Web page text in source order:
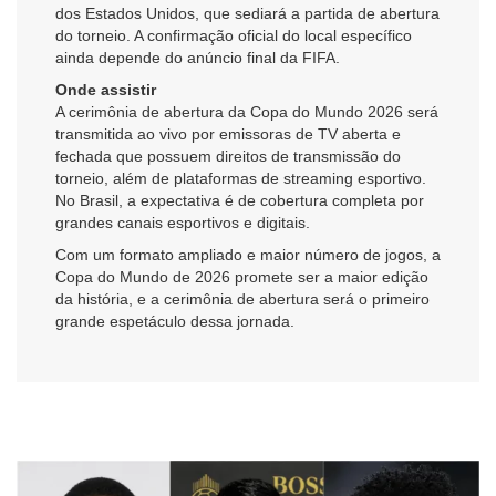
dos Estados Unidos, que sediará a partida de abertura
do torneio. A confirmação oficial do local específico
ainda depende do anúncio final da FIFA.
Onde assistir
A cerimônia de abertura da Copa do Mundo 2026 será
transmitida ao vivo por emissoras de TV aberta e
fechada que possuem direitos de transmissão do
torneio, além de plataformas de streaming esportivo.
No Brasil, a expectativa é de cobertura completa por
grandes canais esportivos e digitais.
Com um formato ampliado e maior número de jogos, a
Copa do Mundo de 2026 promete ser a maior edição
da história, e a cerimônia de abertura será o primeiro
grande espetáculo dessa jornada.